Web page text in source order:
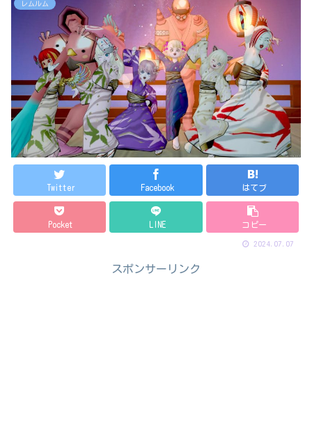
レムルム
Twitter Facebook はてブ
Pocket LINE コピー
2024.07.07
スポンサーリンク